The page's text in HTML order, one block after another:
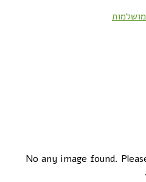
No any image found.